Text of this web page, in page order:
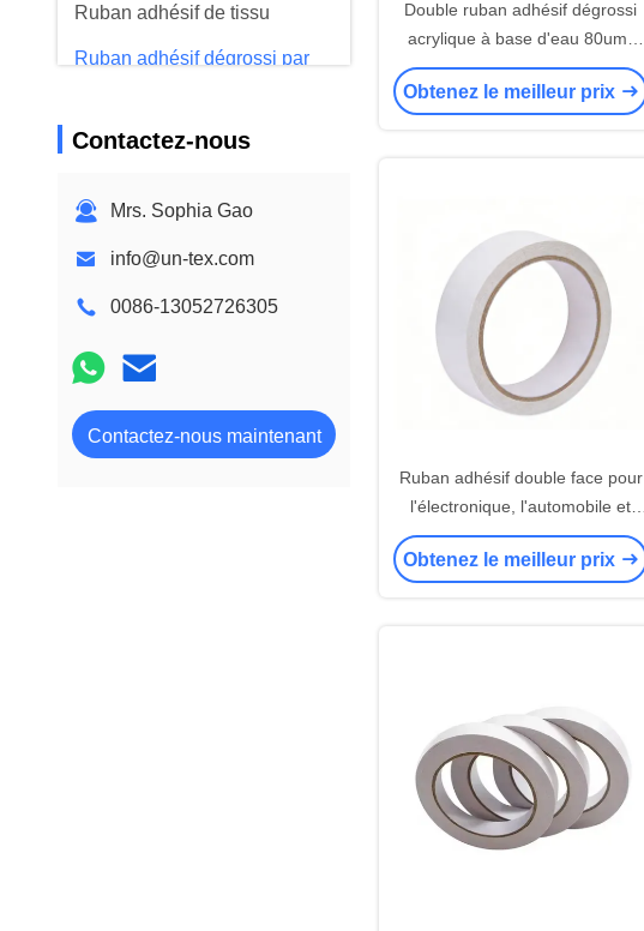
Ruban adhésif de tissu
Ruban adhésif dégrossi par
Ruban adhésif d'ANIMAL
Moulage de précision de
précision
Panneau d'isolation
électrique
Contactez-nous
Mrs. Sophia Gao
info@un-tex.com
0086-13052726305
Contactez-nous maintenant
Double ruban adhésif dégrossi
acrylique à base d'eau 80um-
120um
Obtenez le meilleur prix
Ruban adhésif double face pour
l'électronique, l'automobile et
l'emballage
Obtenez le meilleur prix